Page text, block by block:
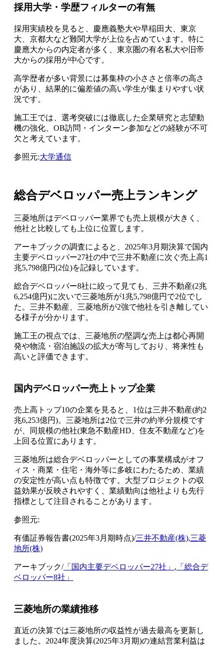
採用大学・学歴フィルターの有無
採用実績校を見ると、慶應義塾大や早稲田大、東京
大、京都大など難関大学が上位を占めています。特に
慶應大からの内定者が多く、東京圏の有名私大や旧帝
大からの採用が中心です。
高学歴者が多い背景には募集枠の小ささと倍率の高さ
があり、結果的に偏差値の高い学生が集まりやすい状
況です。
施工王では、選考突破には徹底した企業研究と志望動
機の強化、OB訪問・インターン参加などの経験が不可
欠と考えています。
参照元:大学通信
総合デベロッパー売上ランキング
三菱地所はデベロッパー業界でも売上規模が大きく、
他社と比較しても上位に位置します。
アーキブックの調査によると、2025年3月期決算で国内
主要デベロッパー27社の中で三井不動産に次ぐ売上高1
兆5,798億円(2位)を記録しています。
総合デベロッパー8社に絞って見ても、三井不動産(2兆
6,254億円)に次いで三菱地所が1兆5,798億円で2位でし
た。三井不動産、三菱地所が2強で他社を引き離してい
る様子が分かります。
施工王の視点では、三菱地所の堅調な売上は都心再開
発や物流・宿泊施設の拡大が寄与しており、将来性も
高いと評価できます。
国内デベロッパー売上トップ企業
売上高トップ10の企業を見ると、1位は三井不動産(約2
兆6,253億円)。三菱地所は2位で三井の約半分規模です
が、同規模の他社(東急不動産HD、住友不動産など)を
上回る位置にあります。
三菱地所は総合デベロッパーとしての事業構成がオフ
ィス・商業・住宅・海外等に多岐にわたるため、業績
の安定性が高い点も特徴です。大型プロジェクトの収
益効果が反映されやすく、業績動向は他社よりも先行
指標として注目されることがあります。
参照元:
有価証券報告書(2025年3月期時点)/三井不動産(株),三菱
地所(株)
アーキブック/「国内主要デベロッパー27社」 , 「総合デ
ベロッパー8社」
三菱地所の業績推移
直近の決算では三菱地所の収益性が過去最高を更新し
ました。2024年度決算(2025年3月期)の連結営業利益は